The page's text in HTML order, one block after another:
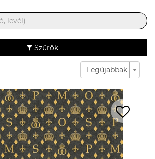
Szűrők
Legújabbak